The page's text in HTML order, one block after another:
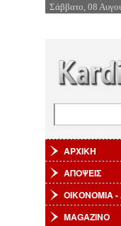
Σάββατο, 08
ΑΡΧΙΚΗ
ΑΠΟΨΕΙΣ
ΟΙΚΟΝΟΜΙΑ -
MAGAZINO